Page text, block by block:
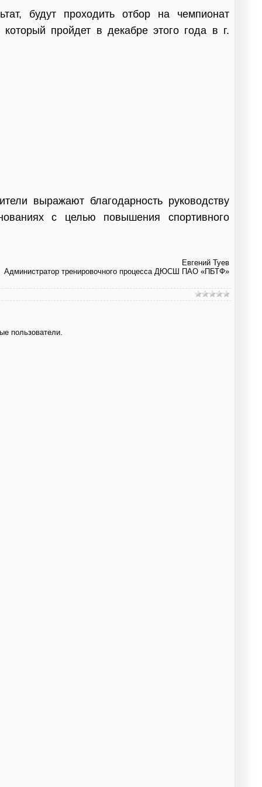
будут проходить отбор на чемпионат
пройдет в декабре этого года в г.
выражают благодарность руководству
с целью повышения спортивного
Евгений Туев
Администратор тренировочного процесса ДЮСШ ПАО «ПБТФ»
пользователи.